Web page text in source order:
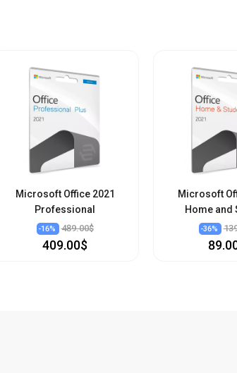
Microsoft Office 2021
Professional
-16% 489.00$
409.00$
Microsoft
Home and
-36%